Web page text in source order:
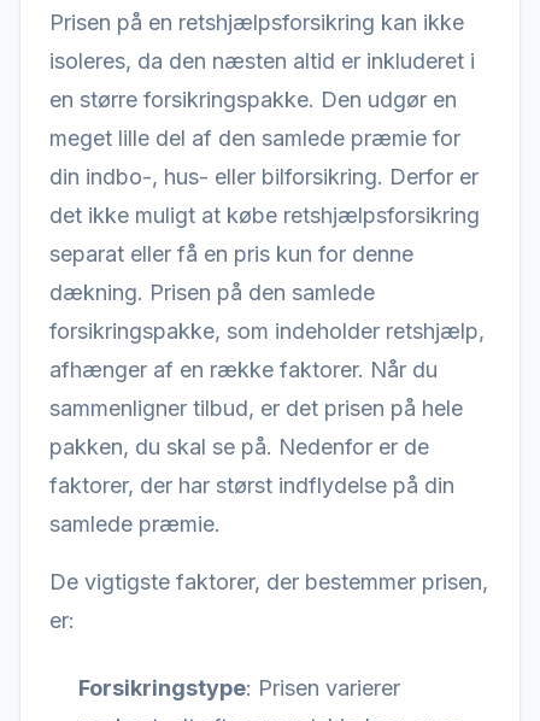
Prisen på en retshjælpsforsikring kan ikke
isoleres, da den næsten altid er inkluderet i
en større forsikringspakke. Den udgør en
meget lille del af den samlede præmie for
din indbo-, hus- eller bilforsikring. Derfor er
det ikke muligt at købe retshjælpsforsikring
separat eller få en pris kun for denne
dækning. Prisen på den samlede
forsikringspakke, som indeholder retshjælp,
afhænger af en række faktorer. Når du
sammenligner tilbud, er det prisen på hele
pakken, du skal se på. Nedenfor er de
faktorer, der har størst indflydelse på din
samlede præmie.
De vigtigste faktorer, der bestemmer prisen,
er:
Forsikringstype: Prisen varierer